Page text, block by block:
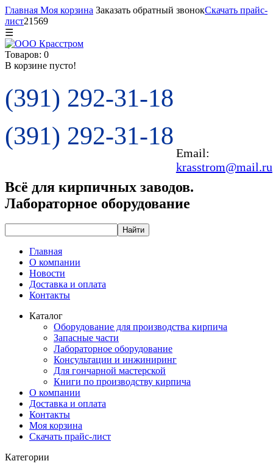
Главная Моя корзина Заказать обратный звонокСкачать прайс-
лист21569
☰
Товаров: 0
В корзине пусто!
(391) 292-31-18
(391) 292-31-18
Email:
krasstrom@mail.ru
Всё для кирпичных заводов.
Лабораторное оборудование
Главная
О компании
Новости
Доставка и оплата
Контакты
Каталог
Оборудование для производства кирпича
Запасные части
Лабораторное оборудование
Консультации и инжиниринг
Для гончарной мастерской
Книги по производству кирпича
О компании
Доставка и оплата
Контакты
Моя корзина
Скачать прайс-лист
Категории